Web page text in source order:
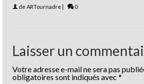
de ARTournadre | 0
Laisser un
Votre adresse e-mail ne sera pas
obligatoires sont indiqués avec *